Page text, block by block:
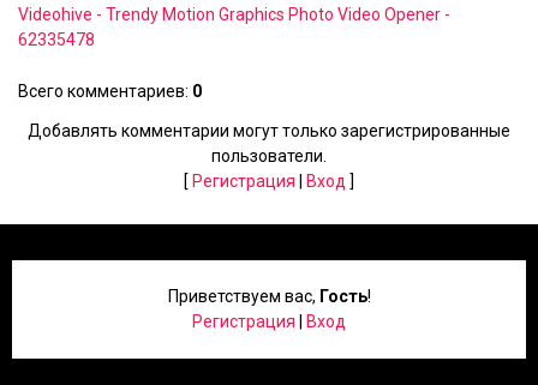
Videohive - Trendy Motion Graphics Photo Video Opener -
62335478
Всего комментариев: 0
Добавлять комментарии могут только зарегистрированные
пользователи.
[ Регистрация Вход ]
Приветствуем вас, Гость!
Регистрация
Вход